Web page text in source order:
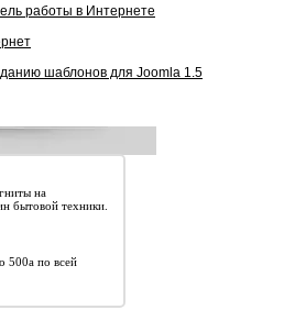
работы в Интернете
шаблонов для Joomla 1.5
на
бытовой техники.
500a по всей